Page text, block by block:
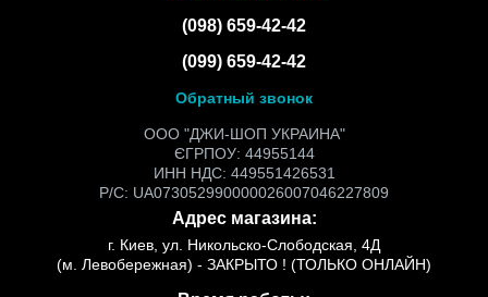
(098) 659-42-42
(099) 659-42-42
Обратный звонок
ООО "ДЖИ-ШОП УКРАИНА"
ЄГРПОУ: 44955144
ИНН НДС: 449551426531
Р/С: UA073052990000026007046227809
Адрес магазина:
г. Киев, ул. Никольско-Слободская, 4Д
(м. Левобережная) - ЗАКРЫТО ! (ТОЛЬКО ОНЛАЙН)